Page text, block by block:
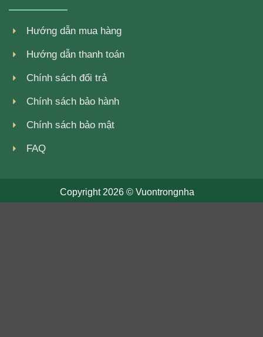
Hướng dẫn mua hàng
Hướng dẫn thanh toán
Chính sách đổi trả
Chính sách bảo hành
Chính sách bảo mật
FAQ
Copyright 2026 © Vuontrongnha